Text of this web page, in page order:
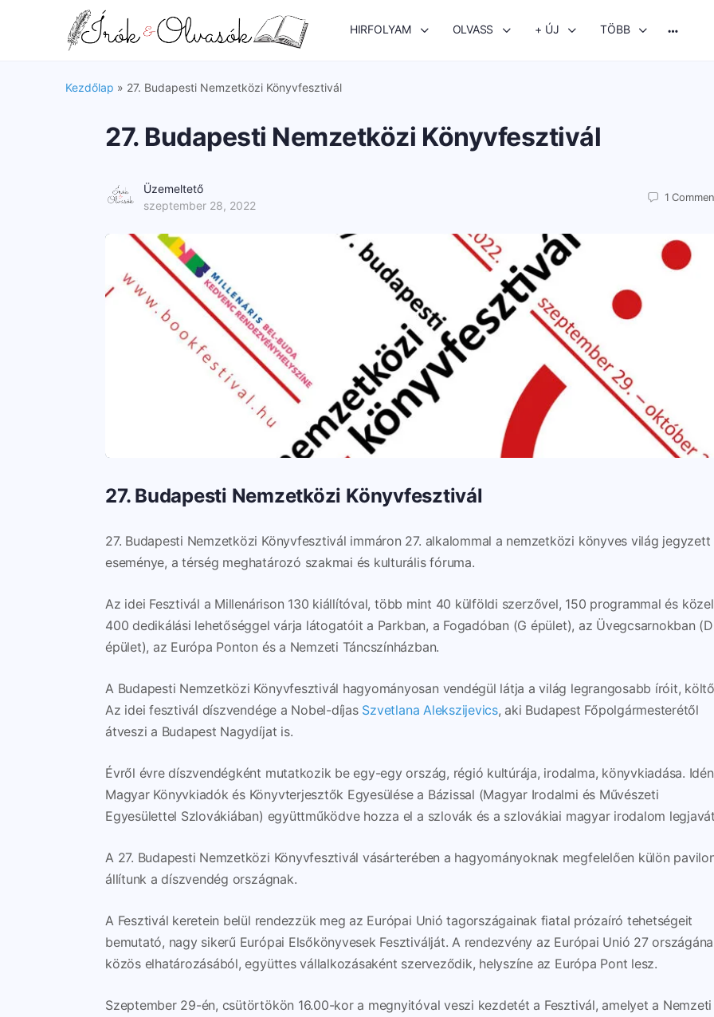
HIRFOLYAM OLVASS + ÚJ TÖBB
Kezdőlap » 27. Budapesti Nemzetközi Könyvfesztivál
27. Budapesti Nemzetközi Könyvfesztivál
Üzemeltető
szeptember 28, 2022
1
27. Budapesti Nemzetközi Könyvfesztivál
27. Budapesti Nemzetközi Könyvfesztivál immáron 27. alkalommal a nemzetközi könyves világ jegyzett
eseménye, a térség meghatározó szakmai és kulturális fóruma.
Az idei Fesztivál a Millenárison 130 kiállítóval, több mint 40 külföldi szerzővel, 150 programmal és közel
400 dedikálási lehetőséggel várja látogatóit a Parkban, a Fogadóban (G épület), az Üvegcsarnokban (D
épület), az Európa Ponton és a Nemzeti Táncszínházban.
A Budapesti Nemzetközi Könyvfesztivál hagyományosan vendégül látja a világ legrangosabb íróit,
Az idei fesztivál díszvendége a Nobel-díjas Szvetlana Alekszijevics, aki Budapest Főpolgármesterétől
átveszi a Budapest Nagydíjat is.
Évről évre díszvendégként mutatkozik be egy-egy ország, régió kultúrája, irodalma, könyvkiadása.
Magyar Könyvkiadók és Könyvterjesztők Egyesülése a Bázissal (Magyar Irodalmi és Művészeti
Egyesülettel Szlovákiában) együttműködve hozza el a szlovák és a szlovákiai magyar irodalom
A 27. Budapesti Nemzetközi Könyvfesztivál vásárterében a hagyományoknak megfelelően külön
állítunk a díszvendég országnak.
A Fesztivál keretein belül rendezzük meg az Európai Unió tagországainak fiatal prózaíró tehetségeit
bemutató, nagy sikerű Európai Elsőkönyvesek Fesztiválját. A rendezvény az Európai Unió 27
közös elhatározásából, együttes vállalkozásaként szerveződik, helyszíne az Európa Pont lesz.
Szeptember 29-én, csütörtökön 16.00-kor a megnyitóval veszi kezdetét a Fesztivál, amelyet a Nemzeti